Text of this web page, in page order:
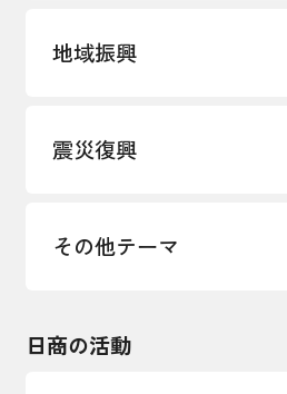
創業
事業承継・引継ぎ支援
雇用・労働・人材確保
地域振興
まちづくり
震災復興
令和６年能登半島地震関連
その他テーマ
インボイス制度
日商の活動